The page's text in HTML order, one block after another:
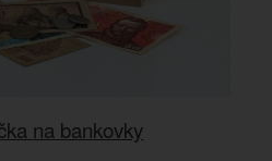
na bankovky